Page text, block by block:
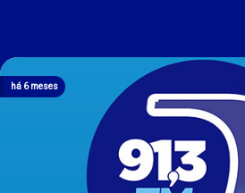
há 6 meses